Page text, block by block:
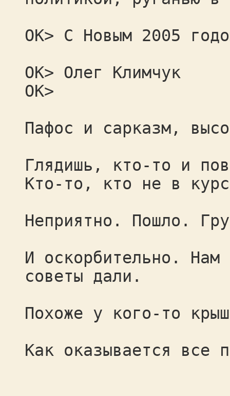
OK> С Новым 2005
OK> Олег Климчук
OK>
Пафос и сарказм,
Глядишь, кто-то и
Кто-то, кто не в
Неприятно. Пошло.
И оскорбительно.
советы дали.
Похоже у кого-то
Как оказывается все